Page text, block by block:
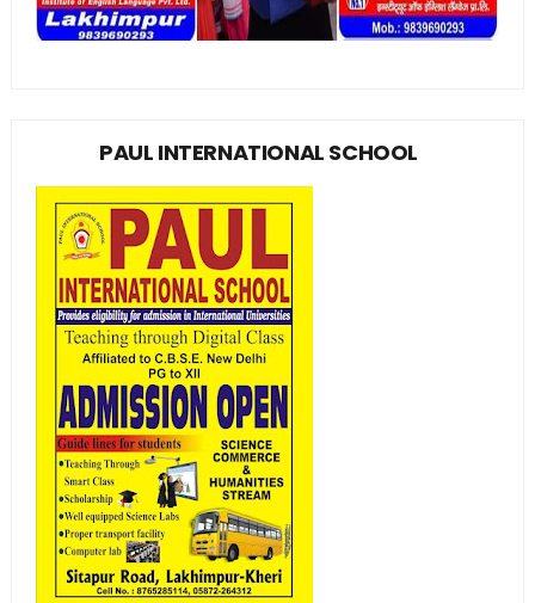
PAUL INTERNATIONAL SCHOOL